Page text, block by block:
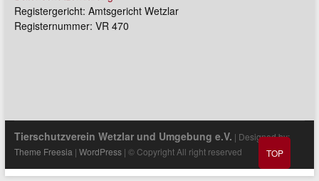
Registergericht: Amtsgericht Wetzlar
Registernummer: VR 470
Tierschutzverein Wetzlar und Umgebung e.V. | Designed by:
Theme Freesia | WordPress| © Copyright All right reserved TOP